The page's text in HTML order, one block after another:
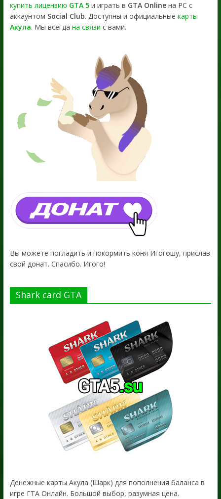
купить лицензию GTA 5и играть в GTA Onlineна PC с
аккаунтом Social Club. Доступны и официальные карты
Акула. Мы всегда на связи с вами.
Вы можете погладить и покормить коня Игогошу, прислав
свой донат. Спасибо. Игого!
Shark card GTA
Денежные карты Акула (Шарк) для пополнения баланса в
игре ГТА Онлайн. Большой выбор, разумная цена.